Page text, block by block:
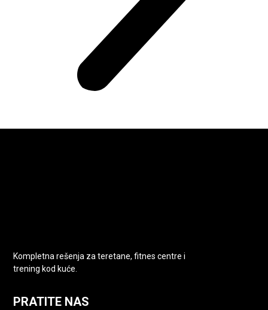
Kompletna rešenja za teretane, fitnes centre i
trening kod kuće.
PRATITE NAS